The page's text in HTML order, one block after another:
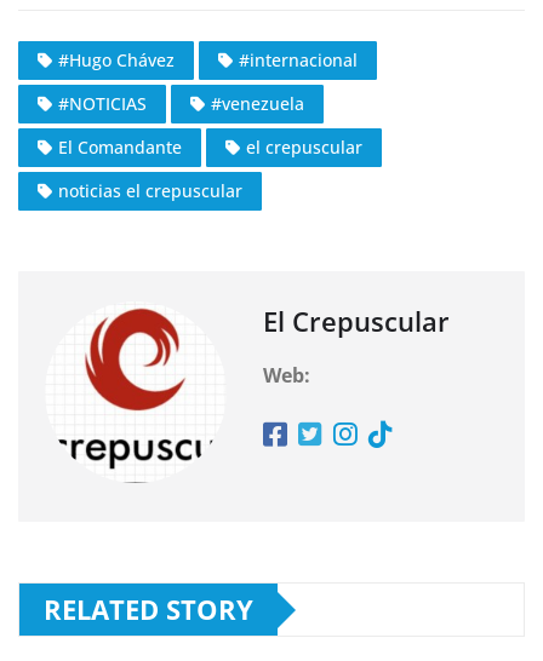
#Hugo Chávez
#internacional
#NOTICIAS
#venezuela
El Comandante
el crepuscular
noticias el crepuscular
El Crepuscular
Web:
RELATED STORY